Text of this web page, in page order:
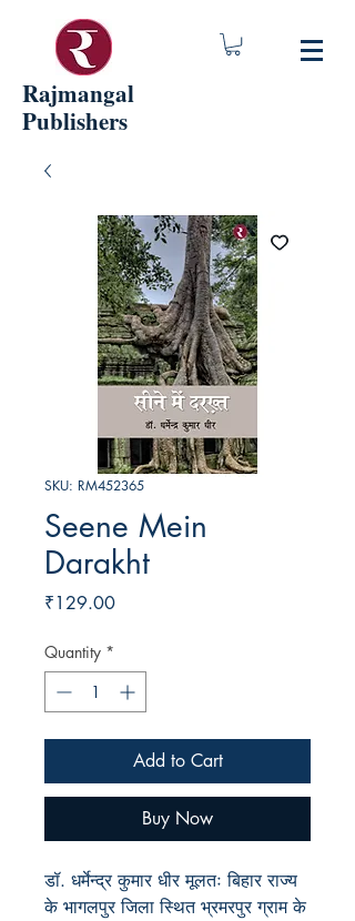
Rajmangal
Publishers
SKU: RM452365
Seene Mein
Darakht
₹129.00Price
Quantity *
Add to Cart
Buy Now
डॉ. धर्मेन्द्र कुमार धीर मूलतः बिहार राज्य
के भागलपुर जिला स्थित भ्रमरपुर ग्राम के